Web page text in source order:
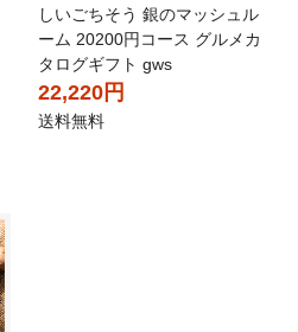
しいごちそう 銀のマッシュル
ーム 20200円コース グルメカ
タログギフト gws
22,220円
送料無料